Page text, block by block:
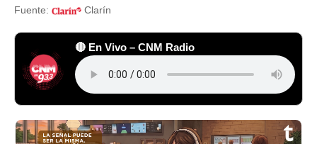
Fuente: Clarín
🔴 En Vivo – CNM Radio